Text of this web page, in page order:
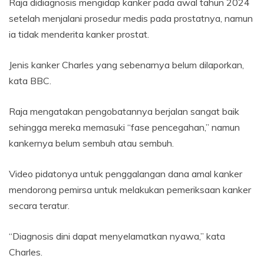
Raja didiagnosis mengidap kanker pada awal tahun 2024
setelah menjalani prosedur medis pada prostatnya, namun
ia tidak menderita kanker prostat.
Jenis kanker Charles yang sebenarnya belum dilaporkan,
kata BBC.
Raja mengatakan pengobatannya berjalan sangat baik
sehingga mereka memasuki “fase pencegahan,” namun
kankernya belum sembuh atau sembuh.
Video pidatonya untuk penggalangan dana amal kanker
mendorong pemirsa untuk melakukan pemeriksaan kanker
secara teratur.
“Diagnosis dini dapat menyelamatkan nyawa,” kata
Charles.